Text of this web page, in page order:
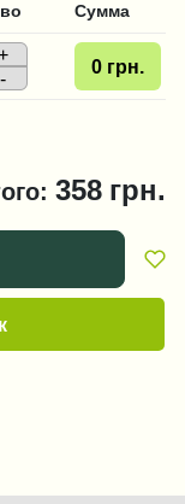
Сумма
-
0 грн.
358 грн.